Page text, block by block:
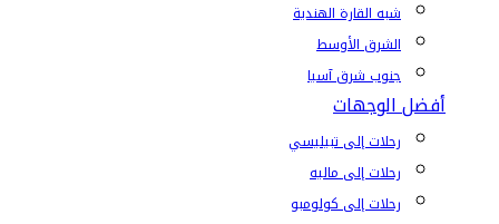
شبه القارة الهندية
الشرق الأوسط
جنوب شرق آسيا
أفضل الوجهات
رحلات إلى تبيليسي
رحلات إلى ماليه
رحلات إلى كولومبو